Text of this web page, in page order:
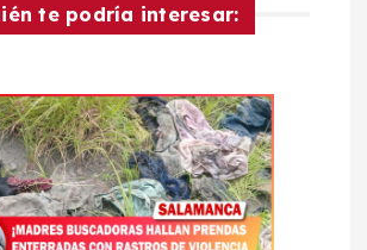
te podría interesar: